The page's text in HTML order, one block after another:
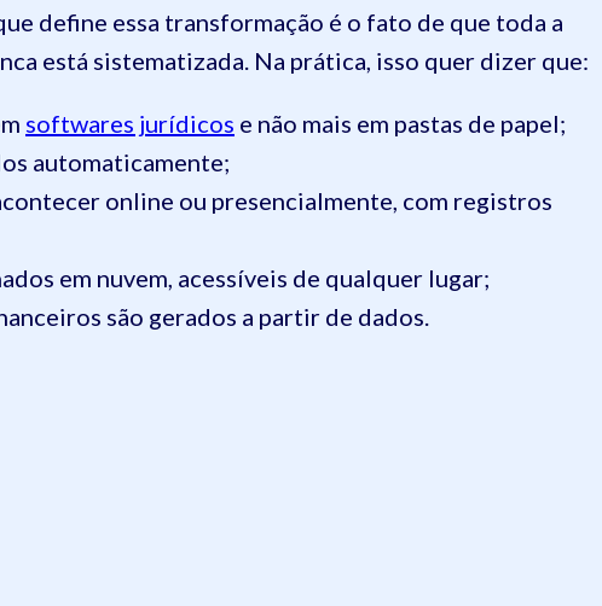
define essa transformação é o fato de que toda a
está sistematizada. Na prática, isso quer dizer que:
softwares jurídicos e não mais em pastas de papel;
automaticamente;
online ou presencialmente, com registros
em nuvem, acessíveis de qualquer lugar;
são gerados a partir de dados.